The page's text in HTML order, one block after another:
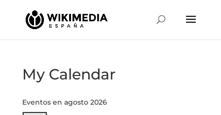
My Calendar
Eventos en agosto 2026